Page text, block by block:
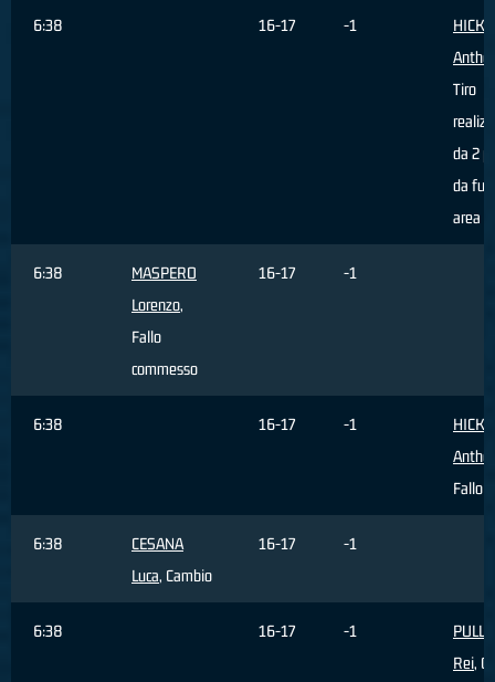
6:38 16-17 -1
Tiro
da 2
da
area
6:38
MASPERO
Lorenzo,
Fallo
commesso
16-17 -1
6:38 16-17 -1
Fallo
6:38
CESANA
Luca, Cambio
16-17 -1
6:38 16-17 -1
Rei,